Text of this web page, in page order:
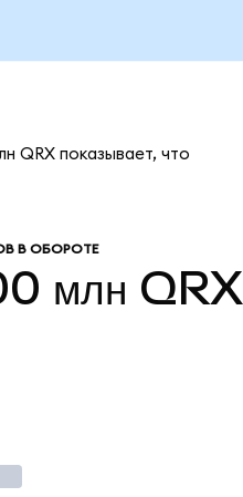
QRX показывает, что
В ОБОРОТЕ
млн QRX